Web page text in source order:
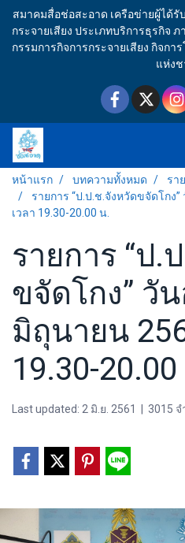
สมาคมสื่อช่อสะอาด เครือข่ายผู้ได้
กระจายเสียง ประเภทบริการธุรกิจ
กรรมการกิจการกระจายเสียง กิจก
แห่งช
หน้าแรก บทความทั้งหมด
รา
รายการ “ป.ป.ช.จังหวัดขจัดโกง
เวลา 19.30-20.00 น.
รายการ “ป.
ขจัดโกง” วั
มิถุนายน
19.30-
Last updated: 2 มิ.ย. 2561 3015